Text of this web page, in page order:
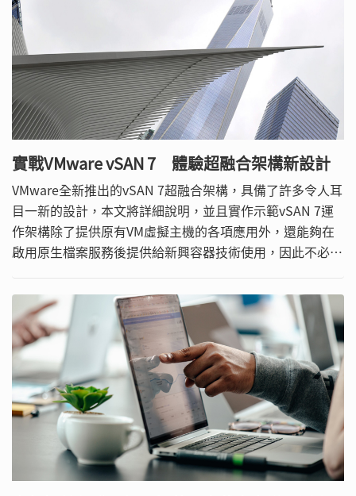
實戰VMware vSAN 7 體驗超融合架構新設計
VMware全新推出的vSAN 7超融合架構，具備了許多令人耳
目一新的設計，本文將詳細說明，並且實作示範vSAN 7運
作架構除了提供原有VM虛擬主機的各項應用外，還能夠在
啟用原生檔案服務後提供給新興容器技術使用，因此不必再